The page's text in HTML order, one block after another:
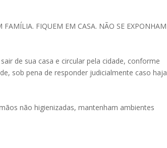
FIQUEM EM CASA. NÃO SE EXPONHAM
de sua casa e circular pela cidade, conforme
sob pena de responder judicialmente caso haja
não higienizadas, mantenham ambientes